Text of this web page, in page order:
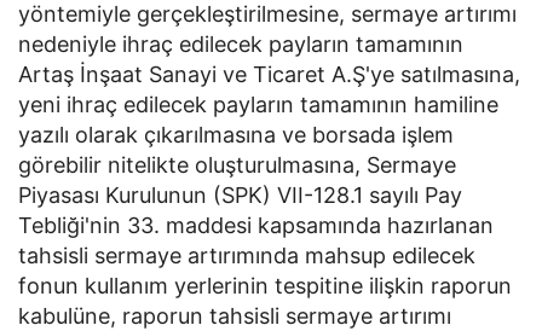
yöntemiyle gerçekleştirilmesine, sermaye artırımı
nedeniyle ihraç edilecek payların tamamının
Artaş İnşaat Sanayi ve Ticaret A.Ş'ye satılmasına,
yeni ihraç edilecek payların tamamının hamiline
yazılı olarak çıkarılmasına ve borsada işlem
görebilir nitelikte oluşturulmasına, Sermaye
Piyasası Kurulunun (SPK) VII-128.1 sayılı Pay
Tebliği'nin 33. maddesi kapsamında hazırlanan
tahsisli sermaye artırımında mahsup edilecek
fonun kullanım yerlerinin tespitine ilişkin raporun
kabulüne, raporun tahsisli sermaye artırımı